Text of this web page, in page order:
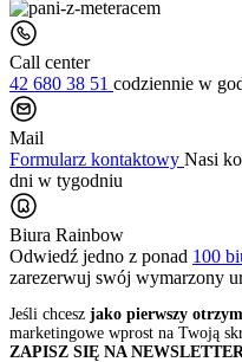
Call center
42 680 38 51 codziennie w
Mail
Formularz kontaktowy Nasi
dni w tygodniu
Biura Rainbow
Odwiedź jedno z ponad 100
zarezerwuj swój wymarzony
Jeśli chcesz jako pierwszy
marketingowe wprost na Twoją
ZAPISZ SIĘ NA